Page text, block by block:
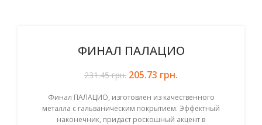
ФИНАЛ ПАЛАЦИО
231.45грн.
Первоначальная цена
205.73 грн.
Финал ПАЛАЦИО, изготовлен из качественного
металла с гальваническим покрытием. Эффектный
наконечник, придаст роскошный акцент в